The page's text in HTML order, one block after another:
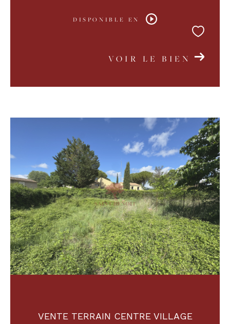
DISPONIBLE EN
VOIR LE BIEN
VENTE TERRAIN CENTRE VILLAGE